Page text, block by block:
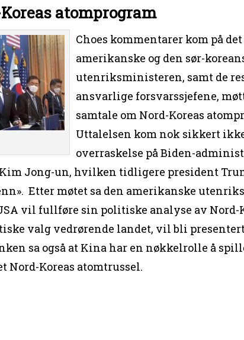
atomprogram
Choes kommentarer kom på
amerikanske og den sør-
utenriksministeren, samt de
ansvarlige forsvarssjefene,
samtale om Nord-Koreas
Uttalelsen kom nok sikkert
overraskelse på Biden-
Jong-un, hvilken tidligere president
Etter møtet sa den amerikanske
vil fullføre sin politiske analyse av Nord-
valg vedrørende landet, vil bli
sa også at Kina har en nøkkelrolle å
Nord-Koreas atomtrussel.